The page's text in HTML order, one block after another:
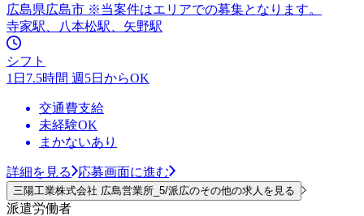
広島県広島市 ※当案件はエリアでの募集となります。
寺家駅、八本松駅、矢野駅
シフト
1日7.5時間 週5日からOK
交通費支給
未経験OK
まかないあり
詳細を見る 応募画面に進む
三陽工業株式会社 広島営業所_5/派広のその他の求人を見る
派遣労働者